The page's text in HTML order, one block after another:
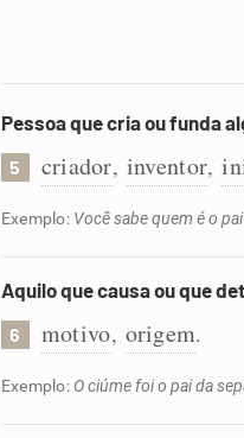
Pessoa que cria ou funda
5 criador, inventor,
Exemplo: Você sabe quem é o
Aquilo que causa ou que
6 motivo, origem.
Exemplo: O ciúme foi o pai da